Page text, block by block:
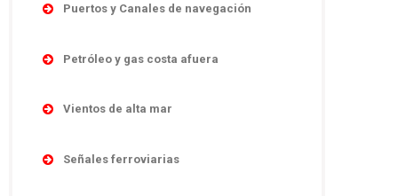
Puertos y Canales de navegación
Linternas autocontenidas
Luces direccionales
Petróleo y gas costa afuera
Linternas antiexplosivas
Vientos de alta mar
Señales ferroviarias